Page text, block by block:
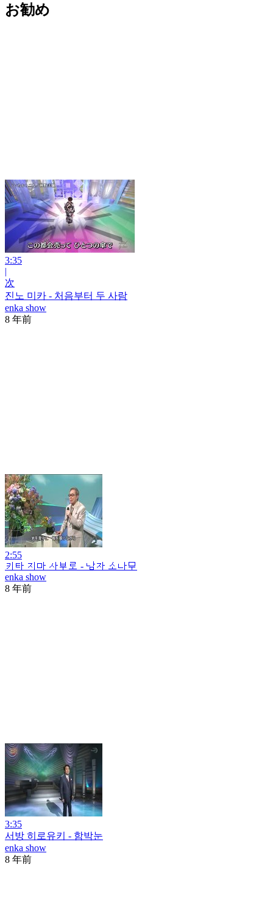
お勧め
3:35
|
次
진노 미카 - 처음부터 두 사람
enka show
8 年前
2:55
키타 지마 사부로 - 남자 소나무
enka show
8 年前
3:35
서방 히로유키 - 함박눈
enka show
8 年前